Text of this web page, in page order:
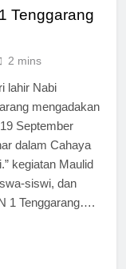
Tenggarang
2 mins
lahir Nabi
mengadakan
September
dalam Cahaya
kegiatan Maulid
siswi, dan
1 Tenggarang….